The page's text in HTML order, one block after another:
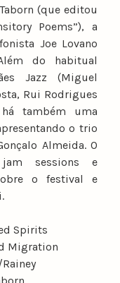
(que editou
Poems”), a
Joe Lovano
do habitual
Jazz (Miguel
Rui Rodrigues
também uma
o trio
Almeida. O
jam sessions e
o festival e
Spirits
Migration